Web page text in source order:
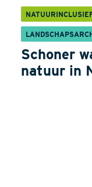
Schoner
natuur in